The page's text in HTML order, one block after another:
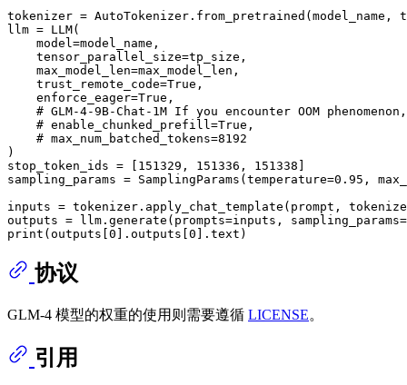
tokenizer = AutoTokenizer.from_pretrained(model_name,
llm = LLM(
    model=model_name,
    tensor_parallel_size=tp_size,
    max_model_len=max_model_len,
    trust_remote_code=
True ,
    enforce_eager=
True ,
# GLM-4-9B-Chat-1M If you encounter OOM
# enable_chunked_prefill=True,
# max_num_batched_tokens=8192
)
stop_token_ids = [ 151329 , 151336 , 151338
sampling_params = SamplingParams(temperature=0.95 ,
inputs = tokenizer.apply_chat_template(prompt,
print (outputs[ 0 ].outputs[ 0
协议
GLM-4 模型的权重的使用则需要遵循 LICENSE。
引用